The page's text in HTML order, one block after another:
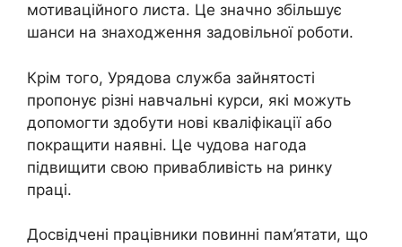
мотиваційного листа. Це значно збільшує
шанси на знаходження задовільної роботи.
Крім того, Урядова служба зайнятості
пропонує різні навчальні курси, які можуть
допомогти здобути нові кваліфікації або
покращити наявні. Це чудова нагода
підвищити свою привабливість на ринку
праці.
Досвідчені працівники повинні пам’ятати, що